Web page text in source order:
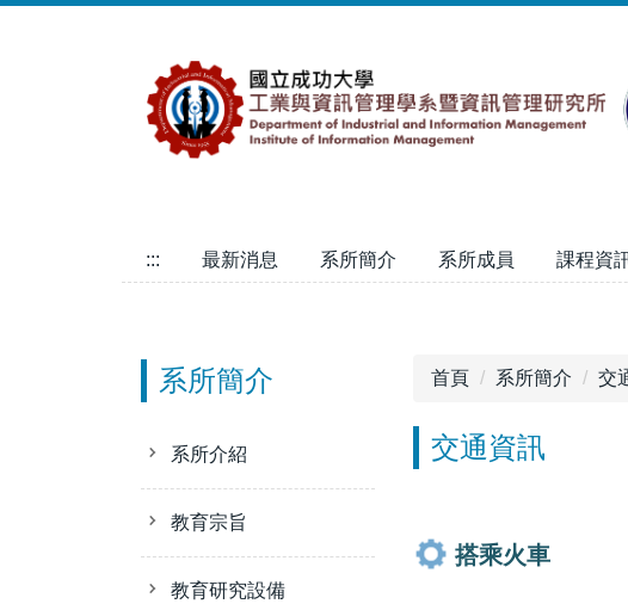
::: 最新消息 系所簡介 系所成員 課程資
系所簡介
系所介紹
教育宗旨
教育研究設備
首頁 系所簡介 交
交通資訊
搭乘火車